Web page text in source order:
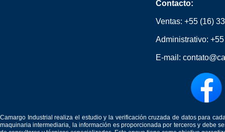
Contacto:
Ventas: +55 (16)
Administrativo:
E-mail:
Camargo Industrial realiza el estudio y la verificación cruzada de datos para
maquinaria intermediaria, la información es proporcionada por terceros y debe